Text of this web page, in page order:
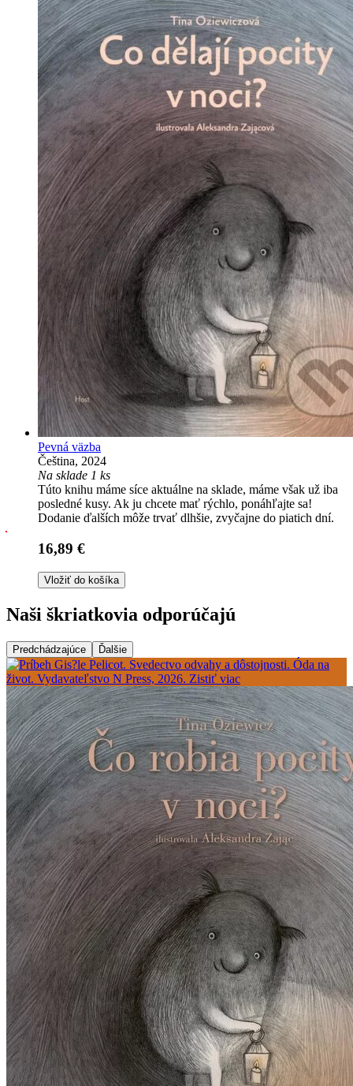
Pevná väzba
Čeština, 2024
Na sklade 1 ks
Túto knihu máme síce aktuálne na sklade, máme však už iba
posledné kusy. Ak ju chcete mať rýchlo, ponáhľajte sa!
Dodanie ďalších môže trvať dlhšie, zvyčajne do piatich dní.
16,89 €
Vložiť do košíka
Naši škriatkovia odporúčajú
Predchádzajúce Ďalšie